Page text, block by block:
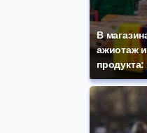
В
ажиотаж
продукта: